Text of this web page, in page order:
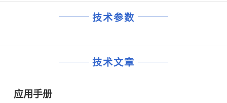
技术参数
技术文章
应用手册